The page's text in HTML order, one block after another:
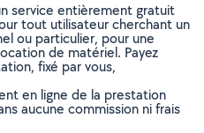
service entièrement gratuit
tout utilisateur cherchant un
ou particulier, pour une
de matériel. Payez
fixé par vous,
en ligne de la prestation
aucune commission ni frais